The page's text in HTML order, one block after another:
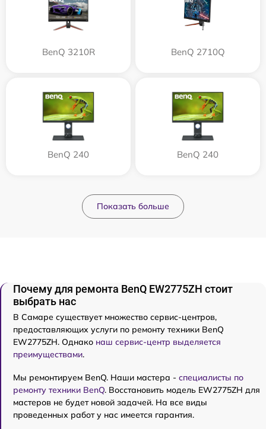
BenQ 3210R BenQ 2710Q
BenQ 240 BenQ 240
Показать больше
Почему для ремонта BenQ EW2775ZH стоит
выбрать нас
В Самаре существует множество сервис-центров,
предоставляющих услуги по ремонту техники BenQ
EW2775ZH. Однако наш сервис-центр выделяется
преимуществами.
Мы ремонтируем BenQ. Наши мастера - специалисты по
ремонту техники BenQ. Восстановить модель EW2775ZH для
мастеров не будет новой задачей. На все виды
проведенных работ у нас имеется гарантия.